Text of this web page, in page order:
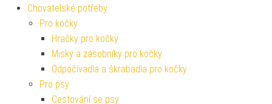
Chovatelské potřeby
Pro kočky
Hračky pro kočky
Misky a zásobníky pro kočky
Odpočívadla a škrabadla pro kočky
Pro psy
Cestování se psy